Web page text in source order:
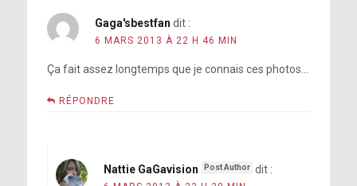
Gaga'sbestfan dit :
6 MARS 2013 À 22 H 46 MIN
Ça fait assez longtemps que je connais ces photos…
RÉPONDRE
Nattie GaGavision dit :